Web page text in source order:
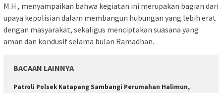
M.H., menyampaikan bahwa kegiatan ini merupakan bagian dari
upaya kepolisian dalam membangun hubungan yang lebih erat
dengan masyarakat, sekaligus menciptakan suasana yang
aman dan kondusif selama bulan Ramadhan.
BACAAN LAINNYA
‎Patroli Polsek Katapang Sambangi Perumahan Halimun,